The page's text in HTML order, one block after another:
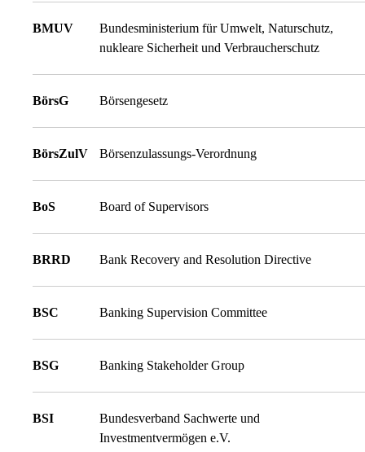
BMUV
Bundesministerium für Umwelt, Naturschutz,
nukleare Sicherheit und Verbraucherschutz
BörsG Börsengesetz
BörsZulV Börsenzulassungs-Verordnung
BoS Board of Supervisors
BRRD Bank Recovery and Resolution Directive
BSC Banking Supervision Committee
BSG Banking Stakeholder Group
BSI
Bundesverband Sachwerte und
Investmentvermögen e.V.